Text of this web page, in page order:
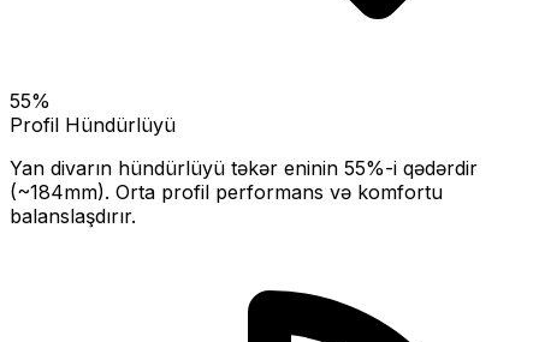
55%
Profil Hündürlüyü
Yan divarın hündürlüyü təkər eninin 55%-i qədərdir
(~184mm). Orta profil performans və komfortu
balanslaşdırır.